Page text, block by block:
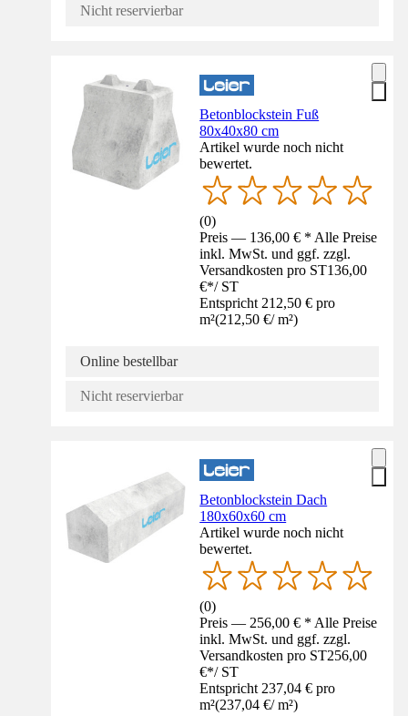
Nicht reservierbar
Betonblockstein Fuß
80x40x80 cm
Artikel wurde noch nicht
bewertet.
(0)
Preis — 136,00 € * Alle Preise
inkl. MwSt. und ggf. zzgl.
Versandkosten pro ST136,00
€*/ ST
Entspricht 212,50 € pro
m²(212,50 €/ m²)
Online bestellbar
Nicht reservierbar
Betonblockstein Dach
180x60x60 cm
Artikel wurde noch nicht
bewertet.
(0)
Preis — 256,00 € * Alle Preise
inkl. MwSt. und ggf. zzgl.
Versandkosten pro ST256,00
€*/ ST
Entspricht 237,04 € pro
m²(237,04 €/ m²)